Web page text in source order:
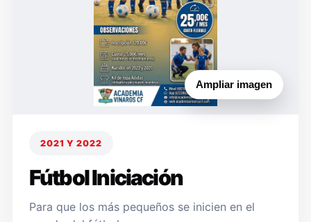
Ampliar imagen
2021 Y 2022
Fútbol Iniciación
Para que los más pequeños se inicien en el